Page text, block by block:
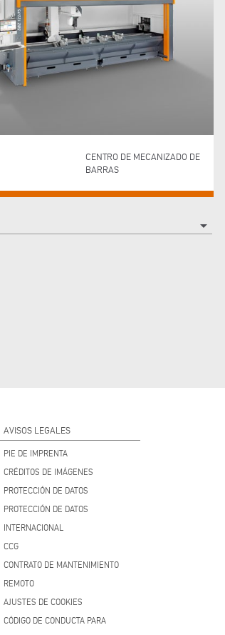
CENTRO DE MECANIZADO DE
BARRAS
arrow_drop_down
AVISOS LEGALES
PIE DE IMPRENTA
CRÉDITOS DE IMÁGENES
PROTECCIÓN DE DATOS
PROTECCIÓN DE DATOS
INTERNACIONAL
CCG
CONTRATO DE MANTENIMIENTO
REMOTO
AJUSTES DE COOKIES
CÓDIGO DE CONDUCTA PARA